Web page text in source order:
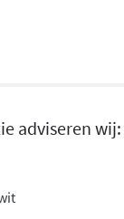
adviseren wij: